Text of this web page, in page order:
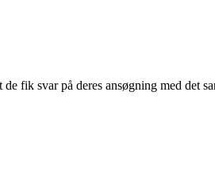
fik svar på deres ansøgning med det